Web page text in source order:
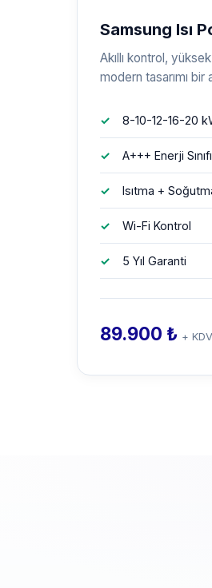
Samsung Isı
Akıllı kontrol,
modern tasarımı bir
8-10-12-16-20
A+++ Enerji Sınıfı
Isıtma +
Wi-Fi Kontrol
5 Yıl Garanti
89.900 ₺ + KDV